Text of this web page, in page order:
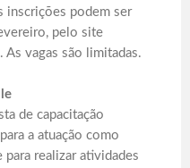
inscrições podem ser
pelo site
. As vagas são limitadas.
de capacitação
a atuação como
realizar atividades